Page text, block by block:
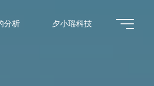
分析 夕小瑶科技